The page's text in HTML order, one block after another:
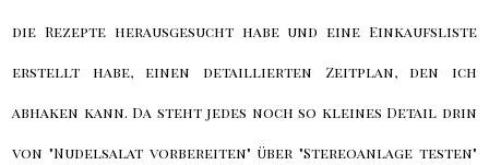
die Rezepte herausgesucht habe und eine Einkaufsliste
erstellt habe, einen detaillierten Zeitplan, den ich
abhaken kann. Da steht jedes noch so kleines Detail drin
von "Nudelsalat vorbereiten" über "Stereoanlage testen"